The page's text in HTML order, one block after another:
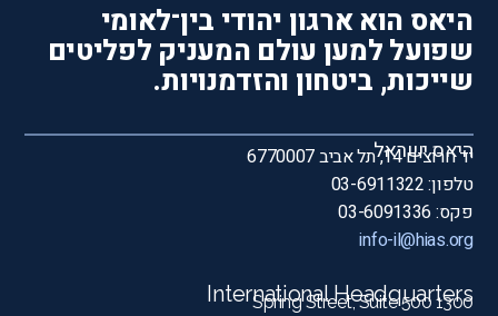
היאס הוא ארגון יהודי בין־לאומי
שפועל למען עולם המעניק לפליטים
שייכות, ביטחון והזדמנויות.
היאס ישראל
יד חרוצים 14, תל אביב 6770007
טלפון: 03-6911322
פקס: 03-6091336
info-il@hias.org
International Headquarters
1300 Spring Street, Suite 500